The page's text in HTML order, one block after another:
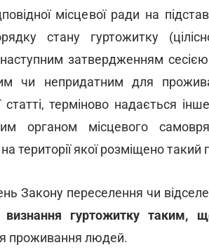
місцевої ради на
стану гуртожитку
затвердженням сесією
чи непридатним для
терміново надається
органом місцевого
території якої розміщено такий
Закону переселення чи
гуртожитку таким,
проживання людей.